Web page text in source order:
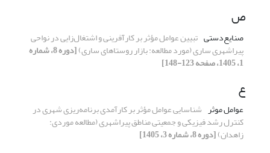
ص
صنایع‌دستی تبیین عوامل مؤثر بر کارآفرینی و اشتغال‌زایی در نواحی
پیراشهری ساری‌ (مورد مطالعه: بازار روستاهای ساری) [دوره 8، شماره
1، 1405، صفحه 123-148]
ع
عوامل موثر شناسایی عوامل مؤثر بر کارآمدی برنامه‌ریزی شهری در
کنترل رشد فیزیکی و جمعیتی مناطق پیراشهری (مطالعه موردی:
زاهدان)[دوره 8، شماره 3، 1405]